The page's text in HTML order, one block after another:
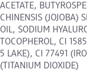
ACETATE,
CHINENSIS (JOJOBA)
OIL, SODIUM
TOCOPHEROL, CI
5 LAKE), CI 77491
(TITANIUM DIOXIDE)